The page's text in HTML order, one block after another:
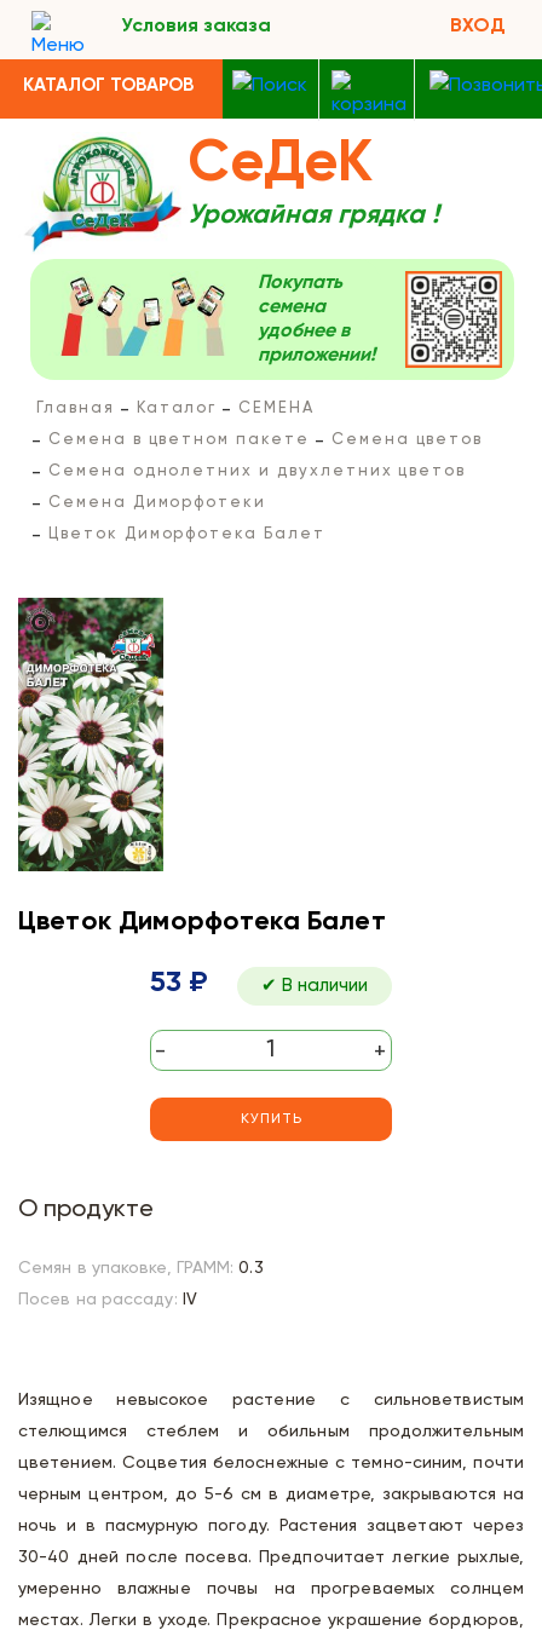
Условия заказа ВХОД
КАТАЛОГ ТОВАРОВ
СеДеК
Урожайная грядка !
Покупать
семена
удобнее в
приложении!
Главная Каталог
СЕМЕНА
Семена в цветном пакете
Семена цветов
Семена однолетних и двухлетних цветов
Семена Диморфотеки
Цветок Диморфотека Балет
Цветок Диморфотека Балет
53 ₽ ✔ В наличии
- +
КУПИТЬ
О продукте
Семян в упаковке, ГРАММ: 0.3
Посев на рассаду: IV
Изящное невысокое растение с сильноветвистым
стелющимся стеблем и обильным продолжительным
цветением. Соцветия белоснежные с темно-синим, почти
черным центром, до 5-6 см в диаметре, закрываются на
ночь и в пасмурную погоду. Растения зацветают через
30-40 дней после посева. Предпочитает легкие рыхлые,
умеренно влажные почвы на прогреваемых солнцем
местах. Легки в уходе. Прекрасное украшение бордюров,